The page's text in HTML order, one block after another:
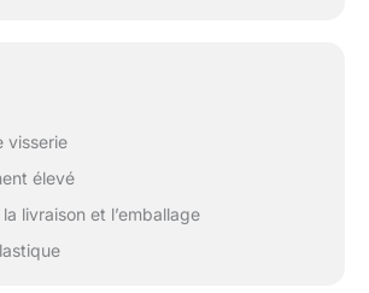
visserie
élevé
livraison et l’emballage